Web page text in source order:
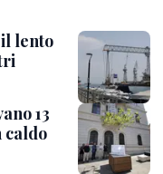
lento
13
caldo